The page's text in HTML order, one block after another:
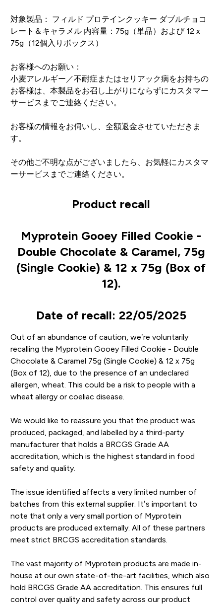
対象製品： フィルド プロテインクッキー ダブルチョコ
レート＆キャラメル 内容量：75g（単品）および 12 x
75g（12個入りボックス）
お客様へのお願い：
小麦アレルギー／不耐症またはセリアック病をお持ちの
お客様は、本製品をお召し上がりにならずにカスタマー
サービスまでご連絡ください。
お客様の情報をお伺いし、全額返金させていただきま
す。
その他ご不明な点がございましたら、お気軽にカスタマ
ーサービスまでご連絡ください。
Product recall
Myprotein Gooey Filled Cookie -
Double Chocolate & Caramel, 75g
(Single Cookie) & 12 x 75g (Box of
12).
Date of recall: 22/05/2025
Out of an abundance of caution, we’re voluntarily
recalling the Myprotein Gooey Filled Cookie - Double
Chocolate & Caramel 75g (Single Cookie) & 12 x 75g
(Box of 12), due to the presence of an undeclared
allergen, wheat. This could be a risk to people with a
wheat allergy or coeliac disease.
We would like to reassure you that the product was
produced, packaged, and labelled by a third-party
manufacturer that holds a BRCGS Grade AA
accreditation, which is the highest standard in food
safety and quality.
The issue identified affects a very limited number of
batches from this external supplier. It’s important to
note that only a very small portion of Myprotein
products are produced externally. All of these partners
meet strict BRCGS accreditation standards.
The vast majority of Myprotein products are made in-
house at our own state-of-the-art facilities, which also
hold BRCGS Grade AA accreditation. This ensures full
control over quality and safety across our product